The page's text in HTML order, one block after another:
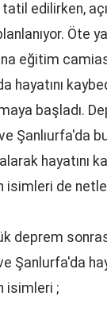
edilirken,
Öte
eğitim
hayatını
başladı.
Şanlıurfa'da
hayatını
isimleri de
deprem
Şanlurfa'da
isimleri ;